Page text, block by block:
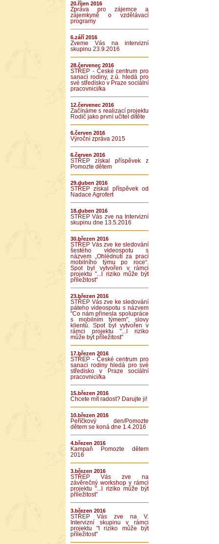
20.říjen 2016
Zpráva pro zájemce a
zájemkyně o vzdělávací
programy
6.září 2016
Zveme Vás na intervizní
skupinu 23.9.2016
28.červenec 2016
STŘEP - České centrum pro
sanaci rodiny, z.ú. hledá pro
své středisko v Praze sociální
pracovnici/ka
12.červenec 2016
Začínáme s realizací projektu
Rodič jako první učitel dítěte
6.červen 2016
Výroční zpráva 2015
6.červen 2016
STŘEP získal příspěvek z
Pomozte dětem
29.duben 2016
STŘEP získal příspěvek od
Nadace Agrofert
18.duben 2016
STŘEP Vás zve na Intervizní
skupinu dne 13.5.2016
30.březen 2016
STŘEP Vás zve ke sledování
šestého videospotu s
názvem „Ohlédnutí za prací
mobilního týmu po roce“.
Spot byl vytvořen v rámci
projektu "...I riziko může být
příležitost"
23.březen 2016
STŘEP Vás zve ke sledování
páteho videospotu s názvem
"Co nám přinesla spolupráce
s mobilním týmem", slovy
klientů. Spot byl vytvořen v
rámci projektu "...I riziko
může být příležitost"
17.březen 2016
STŘEP - České centrum pro
sanaci rodiny hledá pro své
středisko v Praze sociální
pracovnici/ka
15.březen 2016
Chcete mít radost? Darujte ji!
10.březen 2016
Peříčkový den/Pomozte
dětem se koná dne 1.4.2016
4.březen 2016
Kampaň Pomozte dětem
2016
3.březen 2016
STŘEP Vás zve na
závěrečný workshop v rámci
projektu "...I riziko může být
příležitost"
3.březen 2016
STŘEP Vás zve na V.
Intervizní skupinu v rámci
projektu "I riziko může být
příležitost"